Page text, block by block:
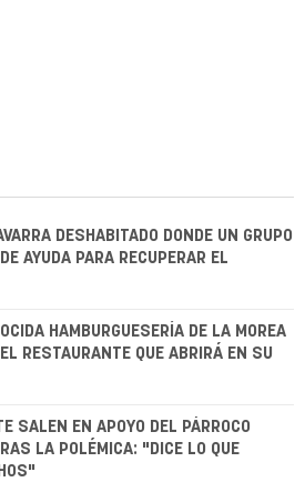
DESHABITADO DONDE UN GRUPO
AYUDA PARA RECUPERAR EL
HAMBURGUESERÍA DE LA MOREA
RESTAURANTE QUE ABRIRÁ EN SU
SALEN EN APOYO DEL PÁRROCO
LA POLÉMICA: "DICE LO QUE